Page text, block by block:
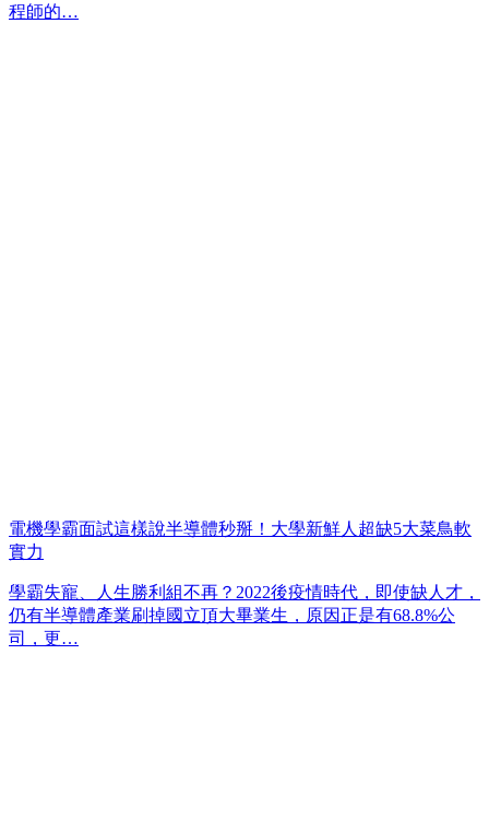
程師的…
電機學霸面試這樣說半導體秒掰！大學新鮮人超缺5大菜鳥軟
實力
學霸失寵、人生勝利組不再？2022後疫情時代，即使缺人才，
仍有半導體產業刷掉國立頂大畢業生，原因正是有68.8%公
司，更…